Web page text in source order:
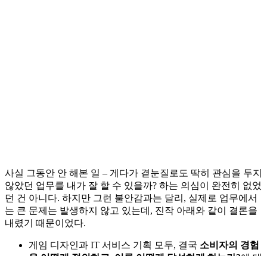
사실 그동안 안 해본 일 – 게다가 곁눈질로도 딱히 관심을 두지
않았던 업무를 내가 잘 할 수 있을까? 하는 의심이 완전히 없었
던 건 아니다. 하지만 그런 불안감과는 달리, 실제로 업무에서
는 큰 문제는 발생하지 않고 있는데, 진작 아래와 같이 결론을
내렸기 때문이었다.
게임 디자인과 IT 서비스 기획 모두, 결국 소비자의 경험